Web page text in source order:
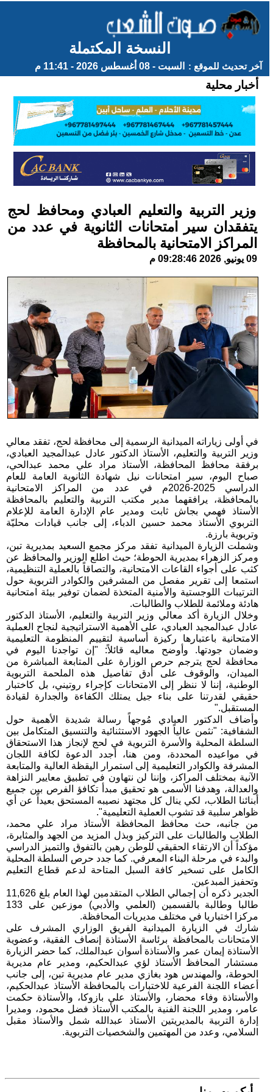
النسخة المكتملة
آخر تحديث للموقع : السبت - 08 أغسطس 2026 - 11:41 م
أخبار محلية
وزير التربية والتعليم العبادي ومحافظ لحج
يتفقدان سير امتحانات الثانوية في عدد من
المراكز الامتحانية بالمحافظة
09 يونيو, 2026 09:28:46 م
في أولى زياراته الميدانية الرسمية إلى محافظة لحج، تفقد معالي
وزير التربية والتعليم، الأستاذ الدكتور عادل عبدالمجيد العبادي،
برفقة محافظ المحافظة، الأستاذ مراد علي محمد عبدالحي،
صباح اليوم، سير امتحانات نيل شهادة الثانوية العامة للعام
الدراسي 2025-2026م في عدد من المراكز الامتحانية
بالمحافظة، يرافقهما مدير مكتب التربية والتعليم بالمحافظة
الأستاذ فهمي بجاش ثابت ومدير عام الإدارة العامة للإعلام
التربوي الأستاذ محمد حسين الدباء، إلى جانب قيادات محليّة
وتربوية بارزة.
وشملت الزيارة الميدانية تفقد مركز مجمع السعيد بمديرية تبن،
ومركز الزهراء بمديرية الحوطة؛ حيث اطلع الوزير والمحافظ عن
كثب على أجواء القاعات الامتحانية، والتصاقاً بالعملية التنظيمية،
استمعا إلى تقرير مفصل من المشرفين والكوادر التربوية حول
الترتيبات اللوجستية والأمنية المتخذة لضمان توفير بيئة امتحانية
هادئة وملائمة للطلاب والطالبات.
وخلال الزيارة أكد معالي وزير التربية والتعليم، الأستاذ الدكتور
عادل عبدالمجيد العبادي، على الأهمية الاستراتيجية لنجاح العملية
الامتحانية باعتبارها ركيزة أساسية لتقييم المنظومة التعليمية
وضمان جودتها. وأوضح معاليه قائلاً: "إن تواجدنا اليوم في
محافظة لحج يترجم حرص الوزارة على المتابعة المباشرة من
الميدان، والوقوف على أدق تفاصيل هذه الملحمة التربوية
الوطنية، إننا لا ننظر إلى الامتحانات كإجراء روتيني، بل كاختبار
حقيقي لقدرتنا على بناء جيل يمتلك الكفاءة والجدارة لقيادة
المستقبل."
وأضاف الدكتور العبادي مُوجهاً رسالة شديدة الأهمية حول
الشفافية: "نثمن عالياً الجهود الاستثنائية والتنسيق المتكامل بين
السلطة المحلية والأسرة التربوية في لحج لإنجاز هذا الاستحقاق
في مواعيده المحددة، ومن هنا، أجدد الدعوة لكافة اللجان
المشرفة والكوادر التعليمية إلى استمرار اليقظة العالية والمتابعة
الآنية بمختلف المراكز، وإننا لن نتهاون في تطبيق معايير النزاهة
والعدالة، وهدفنا الأسمى هو تحقيق مبدأ تكافؤ الفرص بين جميع
أبنائنا الطلاب، لكي ينال كل مجتهد نصيبه المستحق بعيداً عن أي
ظواهر سلبية قد تشوب العملية التعليمية".
من جانبه، حث محافظ المحافظة الأستاذ مراد علي محمد،
الطلاب والطالبات على التركيز وبذل المزيد من الجهد والمثابرة،
مؤكداً أن الارتقاء الحقيقي للوطن رهين بالتفوق والتميز الدراسي
والبدء في مرحلة البناء المعرفي. كما جدد حرص السلطة المحلية
الكامل على تسخير كافة السبل المتاحة لدعم قطاع التعليم
وتحفيز المبدعين.
الجدير ذكره أن إجمالي الطلاب المتقدمين لهذا العام بلغ 11,626
طالبا وطالبة بالقسمين (العلمي والأدبي) موزعين على 133
مركزا اختباريا في مختلف مديريات المحافظة.
شارك في الزيارة الميدانية الفريق الوزاري المشرف على
الامتحانات بالمحافظة برئاسة الأستاذة إنصاف الفقية، وعضوية
الأستاذة إيمان عمر والأستاذة أسوان عبدالملك، كما حضر الزيارة
مستشار المحافظ الأستاذ لؤي عبدالحكيم، ومدير عام مديرية
الحوطة، والمهندس هود بغازي مدير عام مديرية تبن، إلى جانب
أعضاء اللجنة الفرعية للاختبارات بالمحافظة الأستاذ عبدالحكيم،
والأستاذة وفاء محضار، والأستاذ علي بازوكا، والأستاذة حكمت
عامر، ومدير اللجنة الفنية بالمكتب الأستاذ فضل محمود، ومديرا
إدارة التربية بالمديريتين الأستاذ عبدالله شمل والأستاذ مقبل
السلامي، وعدد من المهتمين والشخصيات التربوية.